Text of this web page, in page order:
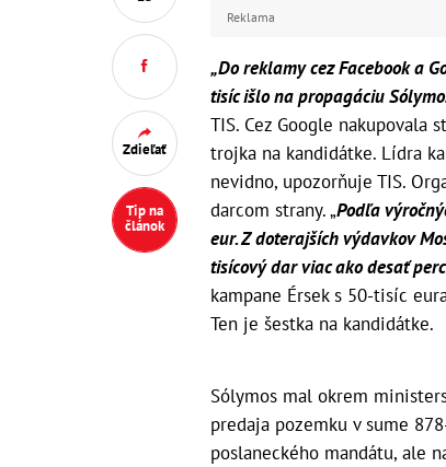
Zdieľať
Tip na
článok
Reklama
„Do reklamy cez Facebook a
tisíc išlo na propagáciu
TIS. Cez Google nakupovala
trojka na kandidátke. Lídra
nevidno, upozorňuje TIS.
darcom strany. „Podľa
eur. Z doterajších výdavkov
tisícový dar viac ako desať
kampane Érsek s 50-tisíc
Ten je šestka na kandidátke.
Sólymos mal okrem
predaja pozemku v sume
poslaneckého mandátu, ale